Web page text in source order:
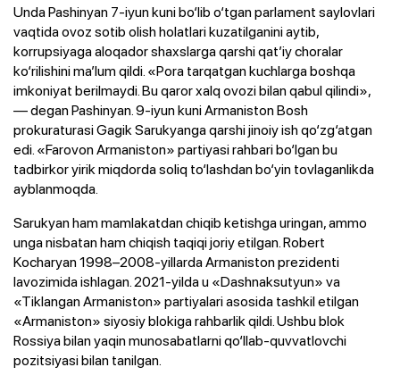
Unda Pashinyan 7-iyun kuni bo‘lib o‘tgan parlament saylovlari
vaqtida ovoz sotib olish holatlari kuzatilganini aytib,
korrupsiyaga aloqador shaxslarga qarshi qat’iy choralar
ko‘rilishini ma’lum qildi. «Pora tarqatgan kuchlarga boshqa
imkoniyat berilmaydi. Bu qaror xalq ovozi bilan qabul qilindi»,
— degan Pashinyan. 9-iyun kuni Armaniston Bosh
prokuraturasi Gagik Sarukyanga qarshi jinoiy ish qo‘zg‘atgan
edi. «Farovon Armaniston» partiyasi rahbari bo‘lgan bu
tadbirkor yirik miqdorda soliq to‘lashdan bo‘yin tovlaganlikda
ayblanmoqda.
Sarukyan ham mamlakatdan chiqib ketishga uringan, ammo
unga nisbatan ham chiqish taqiqi joriy etilgan. Robert
Kocharyan 1998–2008-yillarda Armaniston prezidenti
lavozimida ishlagan. 2021-yilda u «Dashnaksutyun» va
«Tiklangan Armaniston» partiyalari asosida tashkil etilgan
«Armaniston» siyosiy blokiga rahbarlik qildi. Ushbu blok
Rossiya bilan yaqin munosabatlarni qo‘llab-quvvatlovchi
pozitsiyasi bilan tanilgan.